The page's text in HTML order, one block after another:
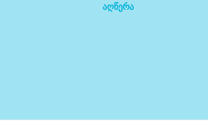
აღწერა